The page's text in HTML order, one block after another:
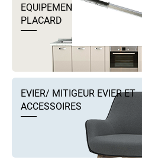
EQUIPEMENTS DRESSING ET
PLACARD
EVIER/ MITIGEUR EVIER ET
ACCESSOIRES